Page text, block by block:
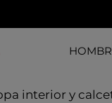
interior y